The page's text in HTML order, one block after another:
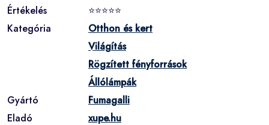
Értékelés
⭐⭐⭐⭐⭐
Kategória
Otthon és kert
Világítás
Rögzített fényforrások
Állólámpák
Gyártó
Fumagalli
Eladó
xupe.hu